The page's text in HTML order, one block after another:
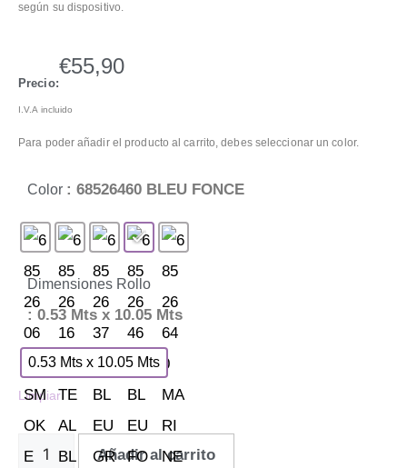
según su dispositivo.
Precio:
€55,90
I.V.A incluido
Para poder añadir el producto al carrito, debes seleccionar un color.
Color : 68526460 BLEU FONCE
Dimensiones Rollo
: 0.53 Mts x 10.05 Mts
0.53 Mts x 10.05 Mts
Limpiar
Añadir al carrito